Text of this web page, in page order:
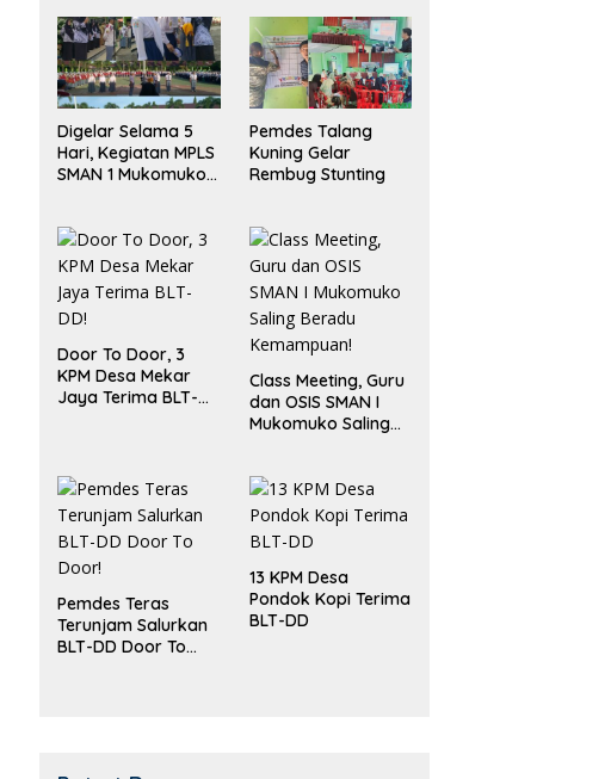
Digelar Selama 5
Hari, Kegiatan MPLS
SMAN 1 Mukomuko
Pemdes Talang
Kuning Gelar
Rembug Stunting
Door To Door, 3
KPM Desa Mekar
Jaya Terima BLT-
Class Meeting, Guru
dan OSIS SMAN I
Mukomuko Saling
Pemdes Teras
Terunjam Salurkan
BLT-DD Door To
13 KPM Desa
Pondok Kopi Terima
BLT-DD